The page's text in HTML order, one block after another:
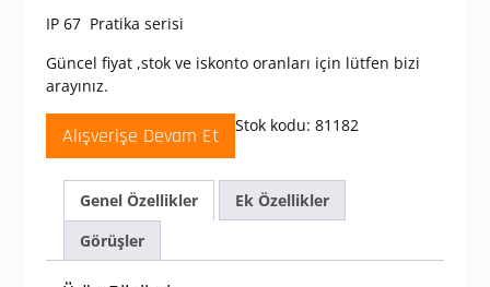
IP 67 Pratika serisi
Güncel fiyat ,stok ve iskonto oranları için lütfen bizi
arayınız.
Alışverişe Devam Et Stok kodu: 81182
Genel Özellikler
Ek Özellikler
Görüşler